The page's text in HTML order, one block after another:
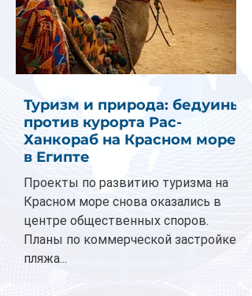
Туризм и природа: бедуины
против курорта Рас-
Ханкораб на Красном море
в Египте
Проекты по развитию туризма на
Красном море снова оказались в
центре общественных споров.
Планы по коммерческой застройке
пляжа...